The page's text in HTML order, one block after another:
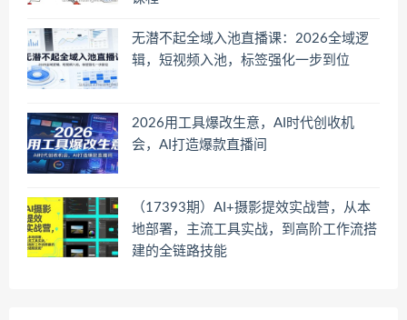
无潜不起全域入池直播课：2026全域逻
辑，短视频入池，标签强化一步到位
2026用工具爆改生意，AI时代创收机
会，AI打造爆款直播间
（17393期）AI+摄影提效实战营，从本
地部署，主流工具实战，到高阶工作流搭
建的全链路技能